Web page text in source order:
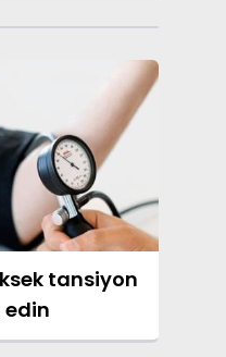
tansiyon
edin